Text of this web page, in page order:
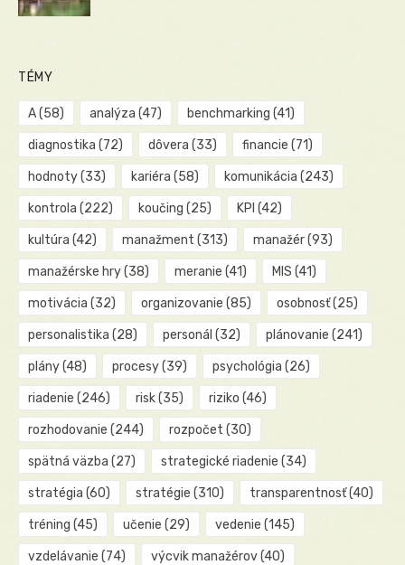
TÉMY
A(58) analýza (47) benchmarking (41)
diagnostika (72) dôvera (33) financie (71)
hodnoty(33) kariéra (58) komunikácia (243)
kontrola (222) koučing (25) KPI (42)
kultúra (42) manažment (313) manažér(93)
manažérske hry(38) meranie (41) MIS (41)
motivácia (32) organizovanie (85) osobnosť(25)
personalistika (28) personál (32) plánovanie (241)
plány(48) procesy(39) psychológia (26)
riadenie (246) risk(35) riziko (46)
rozhodovanie (244) rozpočet (30)
spätná väzba (27) strategické riadenie (34)
stratégia (60) stratégie (310) transparentnosť(40)
tréning (45) učenie (29) vedenie (145)
vzdelávanie (74) výcvik manažérov(40)